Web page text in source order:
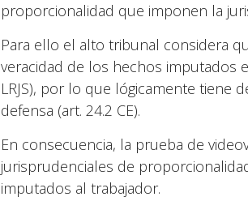
proporcionalidad que imponen la
Para ello el alto tribunal considera
veracidad de los hechos imputados
LRJS), por lo que lógicamente tiene
defensa (art. 24.2 CE).
En consecuencia, la prueba de
jurisprudenciales de
imputados al trabajador.